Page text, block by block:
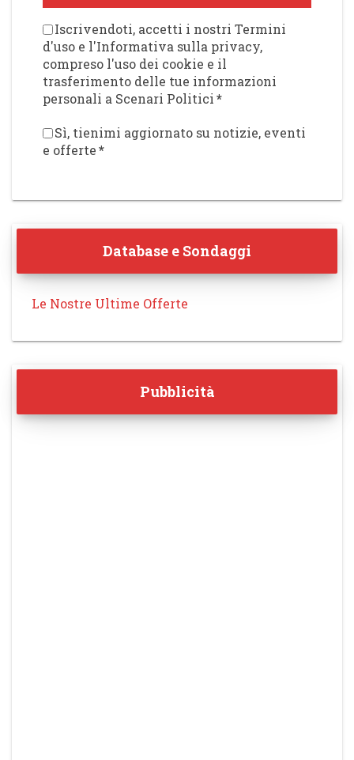
Iscrivendoti, accetti i nostri Termini
d'uso e l'Informativa sulla privacy,
compreso l'uso dei cookie e il
trasferimento delle tue informazioni
personali a Scenari Politici*
Sì, tienimi aggiornato su notizie, eventi
e offerte*
Database e Sondaggi
Le Nostre Ultime Offerte
Pubblicità